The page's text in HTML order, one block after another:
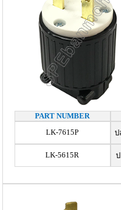
PART NUMBER
LK-7615P
ป
LK-5615R ป